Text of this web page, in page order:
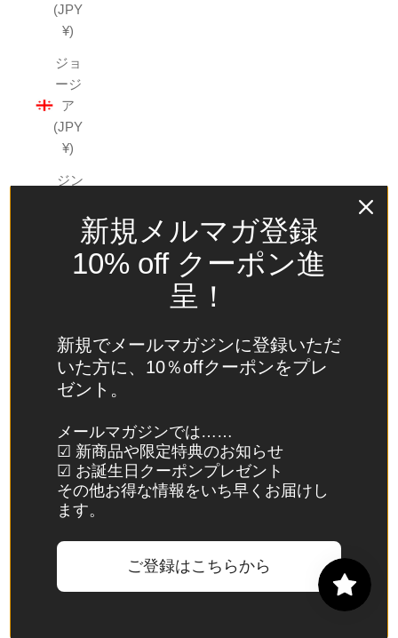
(JPY
¥)
ジョ
ージ
ア
(JPY
¥)
ジン
(USD
(CHF
CHF)
スウ
デン
(SEK
kr)
スバ
島・
新規メルマガ登録
10% off クーポン進
呈！
新規でメールマガジンに登録いただ
いた方に、10％offクーポンをプレ
ゼント。
メールマガジンでは……
☑ 新商品や限定特典のお知らせ
☑ お誕生日クーポンプレゼント
その他お得な情報をいち早くお届けし
ます。
ご登録はこちらから